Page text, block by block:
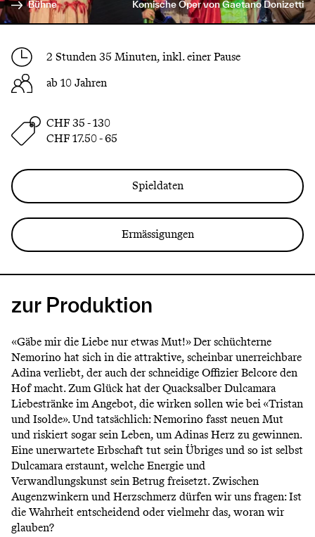
Bühne
Komische Oper von Gaetano Donizetti
2 Stunden 35 Minuten, inkl. einer Pause
ab 10 Jahren
CHF 35 - 130
CHF 17.50 - 65
Spieldaten
Ermässigungen
zur Produktion
«Gäbe mir die Liebe nur etwas Mut!» Der schüchterne
Nemorino hat sich in die attraktive, scheinbar unerreichbare
Adina verliebt, der auch der schneidige Offizier Belcore den
Hof macht. Zum Glück hat der Quacksalber Dulcamara
Liebestränke im Angebot, die wirken sollen wie bei «Tristan
und Isolde». Und tatsächlich: Nemorino fasst neuen Mut
und riskiert sogar sein Leben, um Adinas Herz zu gewinnen.
Eine unerwartete Erbschaft tut sein Übriges und so ist selbst
Dulcamara erstaunt, welche Energie und
Verwandlungskunst sein Betrug freisetzt. Zwischen
Augenzwinkern und Herzschmerz dürfen wir uns fragen: Ist
die Wahrheit entscheidend oder vielmehr das, woran wir
glauben?